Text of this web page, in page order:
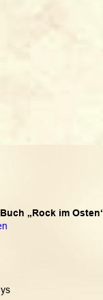
Buch „Rock im